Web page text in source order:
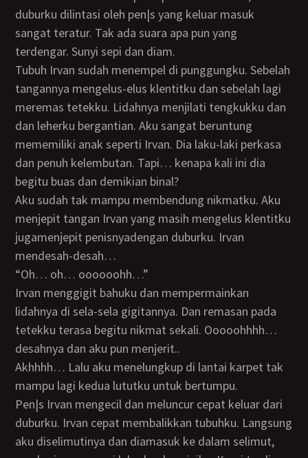
duburku dilintasi oleh pen|s yang keluar masuk
sangat teratur. Tak ada suara apa pun yang
terdengar. Sunyi sepi dan diam.
Tubuh Irvan sudah menempel di punggungku. Sebelah
tangannya mengelus-elus klentitku dan sebelah lagi
meremas tetekku. Lidahnya menjilati tengkukku dan
dan leherku bergantian. Aku sangat beruntung
mememiliki anak seperti Irvan. Dia laku-laki perkasa
dan penuh kelembutan. Tapi… kenapa kali ini dia
begitu buas dan demikian binal?
Aku sudah tak mampu membendung nikmatku. Aku
menjepit tangan Irvan yang masih mengelus klentitku
jugamenjepit penisnyadengan duburku. Irvan
mendesah-desah…
“Oh… oh… oooooohh…”
Irvan menggigit bahuku dan mempermainkan
lidahnya di sela-sela gigitannya. Dan remasan pada
tetekku terasa begitu nikmat sekali. Ooooohhhh…
desahnya dan aku pun menjerit..
Akhhhh… Lalu aku menelungkup di lantai karpet tak
mampu lagi kedua lututku untuk bertumpu.
pen|s Irvan mengecil dan meluncur cepat keluar dari
duburku. Irvan cepat membalikkan tubuhku. Langsung
aku diselimutinya dan diamasuk ke dalam selimut,